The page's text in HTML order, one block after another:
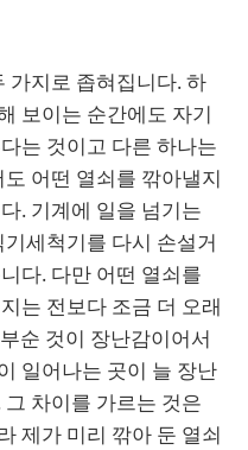
가지로 좁혀집니다. 하
보이는 순간에도 자기
는 것이고 다른 하나는
어떤 열쇠를 깎아낼지
. 기계에 일을 넘기는
세척기를 다시 손설거
다. 다만 어떤 열쇠를
는 전보다 조금 더 오래
순 것이 장난감이어서
일어나는 곳이 늘 장난
차이를 가르는 것은
제가 미리 깎아 둔 열쇠